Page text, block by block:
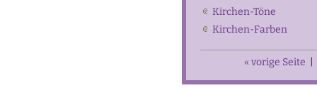
Kirchen-Töne
Kirchen-Farben
« vorige Seite